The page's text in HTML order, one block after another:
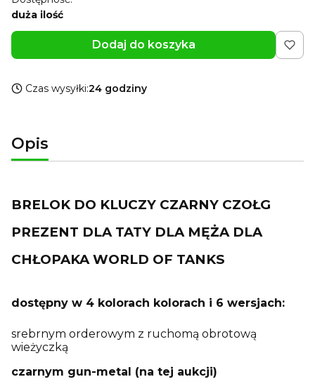
duża ilość
Dodaj do koszyka
Czas wysyłki:24 godziny
Opis
BRELOK DO KLUCZY CZARNY CZOŁG
PREZENT DLA TATY DLA MĘŻA DLA
CHŁOPAKA WORLD OF TANKS
dostępny w 4 kolorach kolorach i 6 wersjach:
srebrnym orderowym z ruchomą obrotową
wieżyczką
czarnym gun-metal (na tej aukcji)